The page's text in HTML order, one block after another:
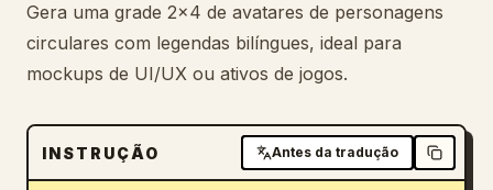
Prompts
Transferir
Gera uma grade 2x4 de avatares de personagens
circulares com legendas bilíngues, ideal para
mockups de UI/UX ou ativos de jogos.
INSTRUÇÃO Antes da tradução